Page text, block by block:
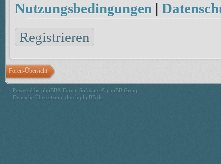
Nutzungsbedingungen |
Registrieren
Foren-Übersicht
Powered by phpBB® Forum Software © phpBB Group
Deutsche Übersetzung durch phpBB.de